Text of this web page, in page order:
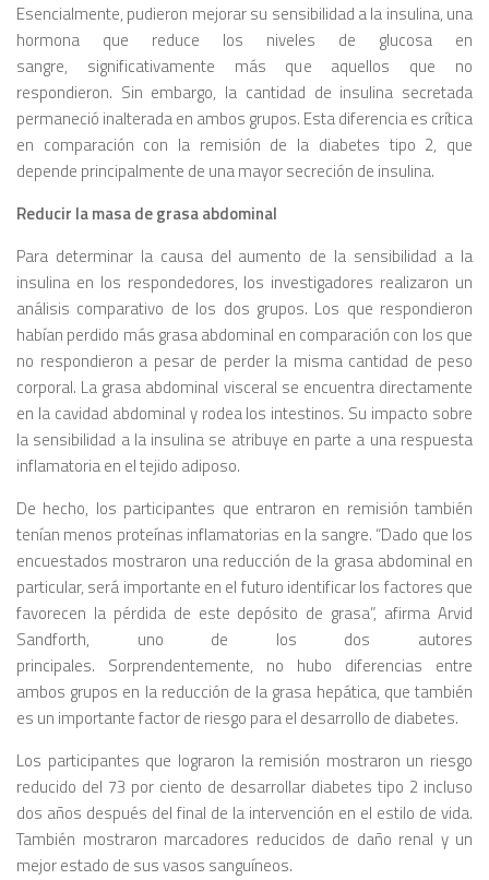
Esencialmente, pudieron mejorar su sensibilidad a la insulina, una
hormona que reduce los niveles de glucosa en
sangre, significativamente más que aquellos que no
respondieron. Sin embargo, la cantidad de insulina secretada
permaneció inalterada en ambos grupos. Esta diferencia es crítica
en comparación con la remisión de la diabetes tipo 2, que
depende principalmente de una mayor secreción de insulina.
Reducir la masa de grasa abdominal
Para determinar la causa del aumento de la sensibilidad a la
insulina en los respondedores, los investigadores realizaron un
análisis comparativo de los dos grupos. Los que respondieron
habían perdido más grasa abdominal en comparación con los que
no respondieron a pesar de perder la misma cantidad de peso
corporal. La grasa abdominal visceral se encuentra directamente
en la cavidad abdominal y rodea los intestinos. Su impacto sobre
la sensibilidad a la insulina se atribuye en parte a una respuesta
inflamatoria en el tejido adiposo.
De hecho, los participantes que entraron en remisión también
tenían menos proteínas inflamatorias en la sangre. “Dado que los
encuestados mostraron una reducción de la grasa abdominal en
particular, será importante en el futuro identificar los factores que
favorecen la pérdida de este depósito de grasa”, afirma Arvid
Sandforth, uno de los dos autores
principales. Sorprendentemente, no hubo diferencias entre
ambos grupos en la reducción de la grasa hepática, que también
es un importante factor de riesgo para el desarrollo de diabetes.
Los participantes que lograron la remisión mostraron un riesgo
reducido del 73 por ciento de desarrollar diabetes tipo 2 incluso
dos años después del final de la intervención en el estilo de vida.
También mostraron marcadores reducidos de daño renal y un
mejor estado de sus vasos sanguíneos.